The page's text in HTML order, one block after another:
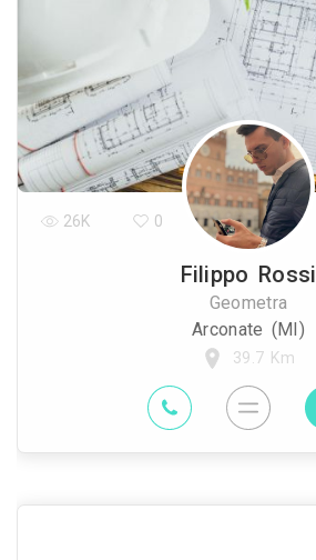
Filippo Rossi
Geometra
Arconate (MI)
39.7 Km
26K 0